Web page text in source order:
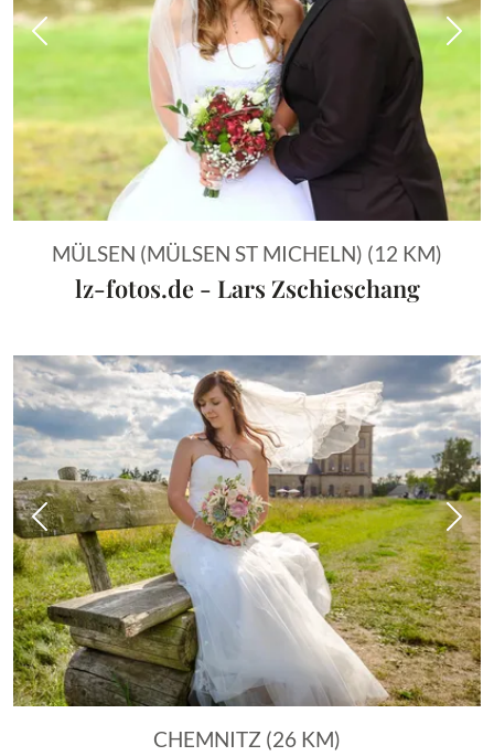
Vorheriges Bild
MÜLSEN (MÜLSEN ST MICHELN) (12 KM)
lz-fotos.de - Lars Zschieschang
Vorheriges Bild
CHEMNITZ (26 KM)